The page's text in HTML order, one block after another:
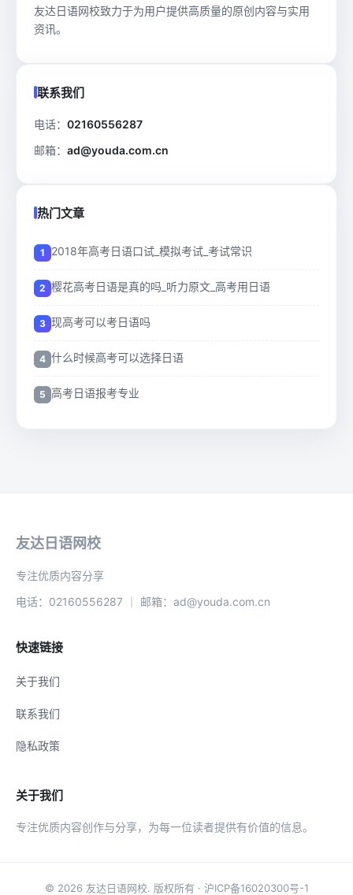
友达日语网校致力于为用户提供高质量的原创内容与实用
资讯。
联系我们
电话： 02160556287
邮箱： ad@youda.com.cn
热门文章
2018年高考日语口试_模拟考试_考试常识
樱花高考日语是真的吗_听力原文_高考用日语
现高考可以考日语吗
什么时候高考可以选择日语
高考日语报考专业
友达日语网校
专注优质内容分享
电话：02160556287 ｜ 邮箱：ad@youda.com.cn
快速链接
关于我们
联系我们
隐私政策
关于我们
专注优质内容创作与分享，为每一位读者提供有价值的信息。
© 2026 友达日语网校. 版权所有 · 沪ICP备16020300号-1